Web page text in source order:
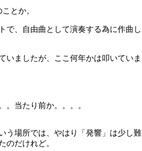
とか。
で、自由曲として演奏する為に作曲し
いましたが、ここ何年かは叩いていま
。当たり前か。。。。
う場所では、やはり「発響」は少し難
のだけれど。